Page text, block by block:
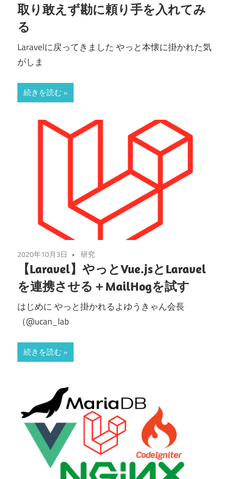
取り敢えず勘に頼り手を入れてみ
る
Laravelに戻ってきました やっと本懐に掛かれた気
がしま
続きを読む
2020年10月3日 研究
【Laravel】やっとVue.jsとLaravel
を連携させる＋MailHogを試す
はじめに やっと掛かれるよゆうきゃん会長
（@ucan_lab
続きを読む